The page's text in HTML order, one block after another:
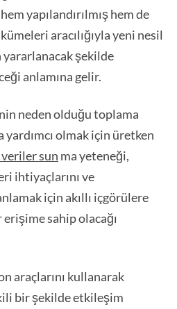
yapılandırılmış hem de
aracılığıyla yeni nesil
şekilde
anlamına gelir.
neden olduğu toplama
yardımcı olmak için üretken
sun ma yeteneği,
ihtiyaçlarını ve
için akıllı içgörülere
sahip olacağı
araçlarını kullanarak
bir şekilde etkileşim